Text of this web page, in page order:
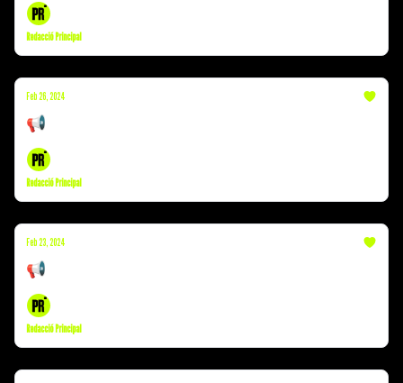
Redacció Principal
Feb 26, 2024
📢 Cas Koldo | Infart Turull | Joel Joan
Redacció Principal
Feb 23, 2024
📢 Incendi València | Successos | TV3
Redacció Principal